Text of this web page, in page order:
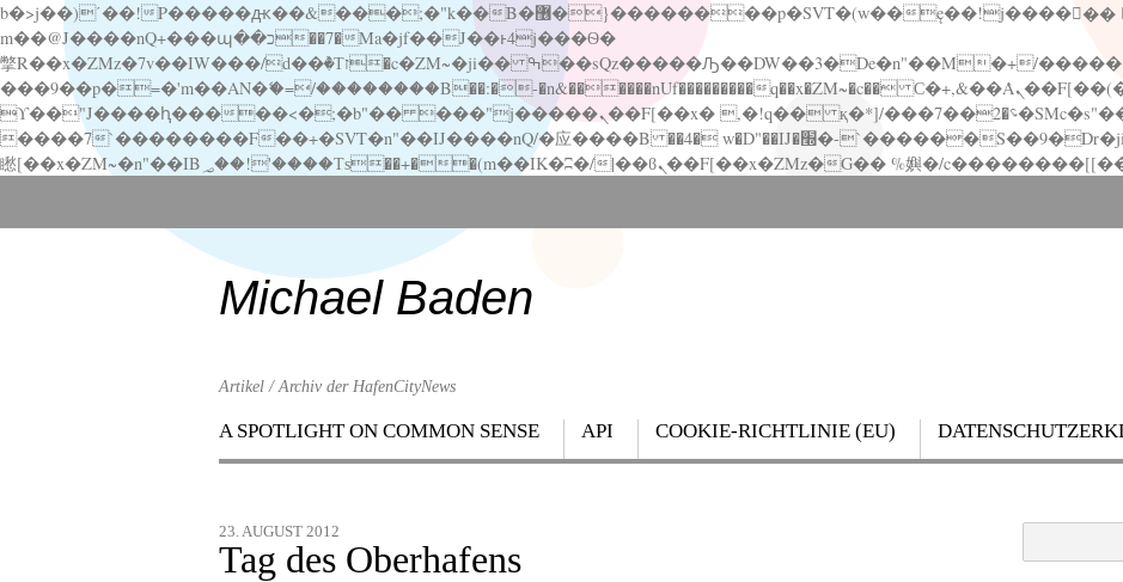
b�>j��)΄��!P�����ԫ��&���;�"k��B�޶�}��������p�SVT�(w��ę��!j������ ��x�;�-
m��@J����nQ+���պ��כ��7�Ma�jf��J��ͱ4j���Ѳ�
撆R��x�ZMz�7v��IW���/d��ٞ�Тז�c�ZM~�ji�� ߒ��sQz�����Ԡ��DW��3�De�n"��M�+/��������B��:�-�u��IJ���7j�委
���9��p�=�'m��AN�ޭ�=/��������B��:�-�n&������nUf���������q��x�ZM~�c�� Ϲ�+,&��Ὰܢ��F[��(�1�*"��
ϒ��"J����ԧ�����<�;�b"�� ���"j�����ܢ��F[��x� ,�!q�� қ�*]/���؝�2��7�SMc�s"���ޭ�DQ/�应�ܢ��F_��!� :�s"��
����7`��������F��+�SVT�n"��IJ����nQ/�应����B ��4� w�D"��IJ�׭�-`������S��9�Dr�ji��EJ߅��gJ�应��
down
Michael Baden
Artikel / Archiv der HafenCityNews
Menu
A SPOTLIGHT ON COMMON SENSE API COOKIE-RICHTLINIE (EU)
Scroll
content
23. AUGUST 2012
Tag des Oberhafens